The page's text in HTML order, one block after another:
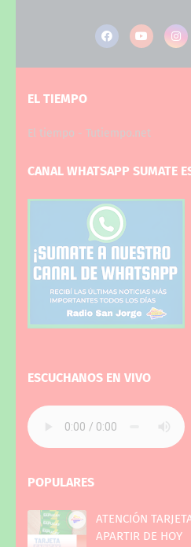
EL TIEMPO
El tiempo - Tutiempo.net
CANAL WHATSAPP SUMATE
ESCUCHANOS EN VIVO
POPULARES
ATENCIÓN
APARTIR DE HOY